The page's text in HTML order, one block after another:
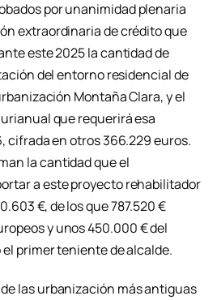
por unanimidad plenaria
extraordinaria de crédito que
este 2025 la cantidad de
del entorno residencial de
Montaña Clara, y el
que requerirá esa
cifrada en otros 366.229 euros.
la cantidad que el
a este proyecto rehabilitador
€, de los que 787.520 €
y unos 450.000 € del
primer teniente de alcalde.
las urbanización más antiguas